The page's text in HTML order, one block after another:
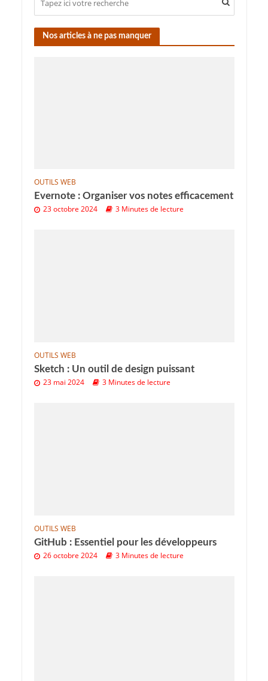
Nos articles à ne pas manquer
OUTILS WEB
Evernote : Organiser vos notes efficacement
23 octobre 2024 3 Minutes de lecture
OUTILS WEB
Sketch : Un outil de design puissant
23 mai 2024 3 Minutes de lecture
OUTILS WEB
GitHub : Essentiel pour les développeurs
26 octobre 2024 3 Minutes de lecture